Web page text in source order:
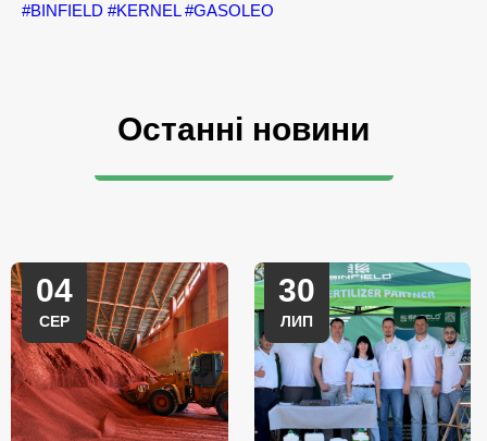
#BINFIELD #KERNEL #GASOLEO
Останні новини
04
СЕР
30
ЛИП